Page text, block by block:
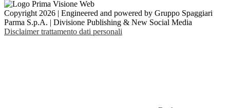
Copyright 2026 | Engineered and powered by Gruppo Spaggiari
Parma S.p.A. | Divisione Publishing & New Social Media
Disclaimer trattamento dati personali